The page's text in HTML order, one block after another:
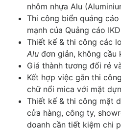
nhôm nhựa Alu
Thi công biển quảng
mạnh của Quảng cáo
Thiết kế & thi công các
Alu đơn giản, không cầu
Giá thành tương đối rẻ
Kết hợp việc gắn thi
chữ nổi mica với mặt
Thiết kế & thi công mặt
cửa hàng, công ty,
doanh cần tiết kiệm chi